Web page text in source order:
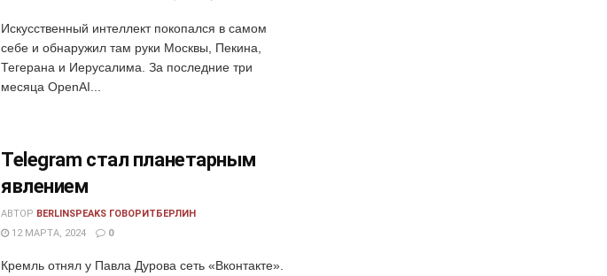
Искусственный интеллект покопался в самом
себе и обнаружил там руки Москвы, Пекина,
Тегерана и Иерусалима. За последние три
месяца OpenAI...
Telegram стал планетарным
явлением
АВТОР BERLINSPEAKS ГОВОРИТБЕРЛИН
12 МАРТА, 2024
0
Кремль отнял у Павла Дурова сеть «Вконтакте».